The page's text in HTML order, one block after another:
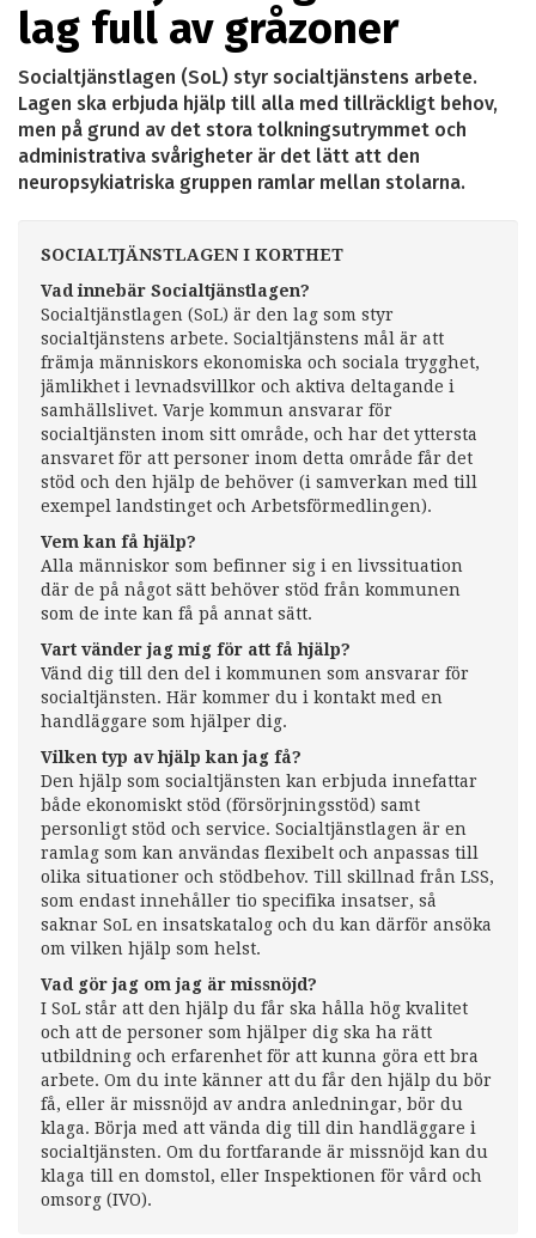
lag full av gråzoner
Socialtjänstlagen (SoL) styr socialtjänstens arbete.
Lagen ska erbjuda hjälp till alla med tillräckligt behov,
men på grund av det stora tolkningsutrymmet och
administrativa svårigheter är det lätt att den
neuropsykiatriska gruppen ramlar mellan stolarna.
SOCIALTJÄNSTLAGEN I KORTHET
Vad innebär Socialtjänstlagen?
Socialtjänstlagen (SoL) är den lag som styr
socialtjänstens arbete. Socialtjänstens mål är att
främja människors ekonomiska och sociala trygghet,
jämlikhet i levnadsvillkor och aktiva deltagande i
samhällslivet. Varje kommun ansvarar för
socialtjänsten inom sitt område, och har det yttersta
ansvaret för att personer inom detta område får det
stöd och den hjälp de behöver (i samverkan med till
exempel landstinget och Arbetsförmedlingen).
Vem kan få hjälp?
Alla människor som befinner sig i en livssituation
där de på något sätt behöver stöd från kommunen
som de inte kan få på annat sätt.
Vart vänder jag mig för att få hjälp?
Vänd dig till den del i kommunen som ansvarar för
socialtjänsten. Här kommer du i kontakt med en
handläggare som hjälper dig.
Vilken typ av hjälp kan jag få?
Den hjälp som socialtjänsten kan erbjuda innefattar
både ekonomiskt stöd (försörjningsstöd) samt
personligt stöd och service. Socialtjänstlagen är en
ramlag som kan användas flexibelt och anpassas till
olika situationer och stödbehov. Till skillnad från LSS,
som endast innehåller tio specifika insatser, så
saknar SoL en insatskatalog och du kan därför ansöka
om vilken hjälp som helst.
Vad gör jag om jag är missnöjd?
I SoL står att den hjälp du får ska hålla hög kvalitet
och att de personer som hjälper dig ska ha rätt
utbildning och erfarenhet för att kunna göra ett bra
arbete. Om du inte känner att du får den hjälp du bör
få, eller är missnöjd av andra anledningar, bör du
klaga. Börja med att vända dig till din handläggare i
socialtjänsten. Om du fortfarande är missnöjd kan du
klaga till en domstol, eller Inspektionen för vård och
omsorg (IVO).